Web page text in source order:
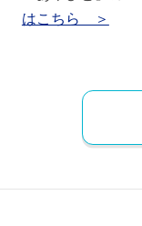
はこちら ＞